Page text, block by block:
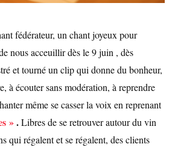
fédérateur, un chant joyeux pour
nous acceuillir dès le 9 juin , dès
et tourné un clip qui donne du bonheur,
à écouter sans modération, à reprendre
même se casser la voix en reprenant
».Libres de se retrouver autour du vin
qui régalent et se régalent, des clients